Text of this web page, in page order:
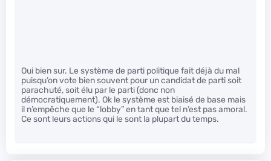
Oui bien sur. Le système de parti politique fait déjà du mal
puisqu’on vote bien souvent pour un candidat de parti soit
parachuté, soit élu par le parti (donc non
démocratiquement). Ok le système est biaisé de base mais
il n’empêche que le “lobby” en tant que tel n’est pas amoral.
Ce sont leurs actions qui le sont la plupart du temps.